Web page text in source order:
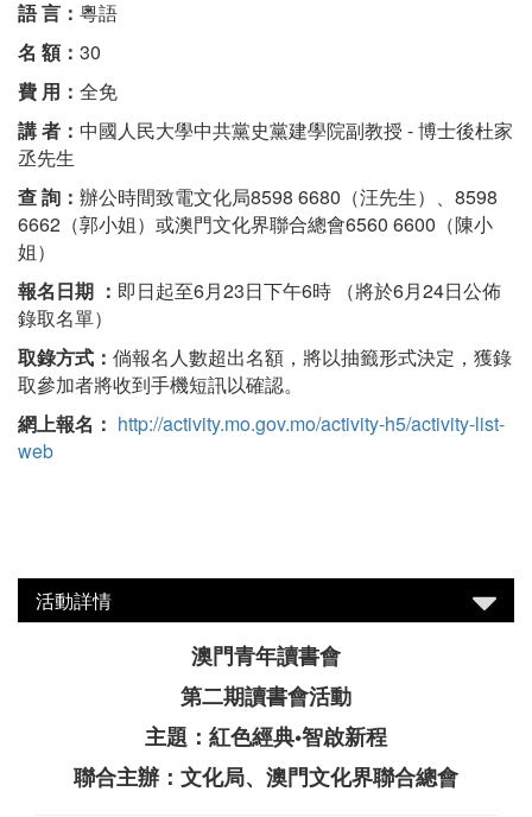
語 言： 粵語
名 額： 30
費 用： 全免
講 者： 中國人民大學中共黨史黨建學院副教授 - 博士後杜家
丞先生
查 詢： 辦公時間致電文化局8598 6680（汪先生）、8598
6662（郭小姐）或澳門文化界聯合總會6560 6600（陳小
姐）
報名日期 ： 即日起至6月23日下午6時 （將於6月24日公佈
錄取名單）
取錄方式： 倘報名人數超出名額，將以抽籤形式決定，獲錄
取參加者將收到手機短訊以確認。
網上報名： http://activity.mo.gov.mo/activity-h5/activity-list-
web
活動詳情
澳門青年讀書會
第二期讀書會活動
主題：紅色經典•智啟新程
聯合主辦：文化局、澳門文化界聯合總會